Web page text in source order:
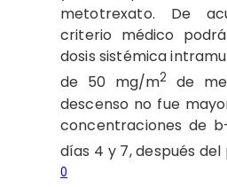
metotrexato. De
criterio médico
dosis sistémica
de 50 mg/m2
de
descenso no fue
concentraciones de
días 4 y 7, después
0